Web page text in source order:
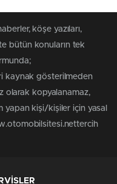
köşe yazıları,
bütün konuların tek
kaynak gösterilmeden
olarak kopyalanamaz,
yapan kişi/kişiler için yasal